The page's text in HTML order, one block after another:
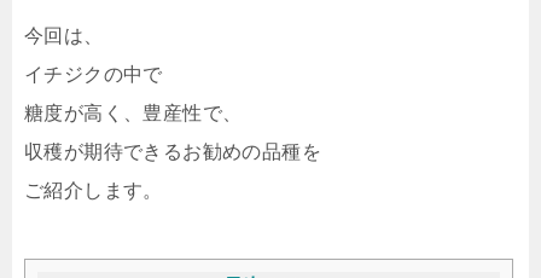
今回は、
イチジクの中で
糖度が高く、豊産性で、
収穫が期待できるお勧めの品種を
ご紹介します。